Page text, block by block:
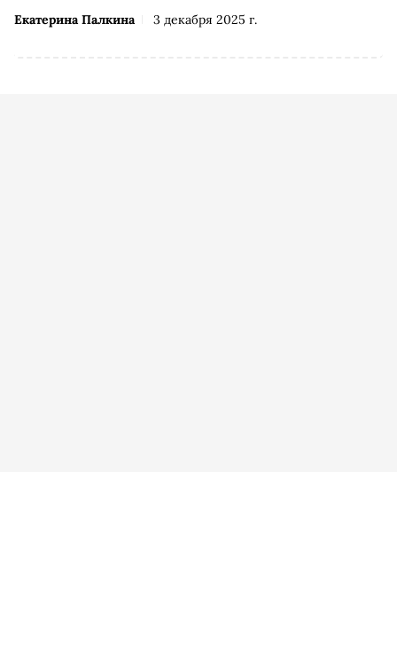
Екатерина Палкина 3 декабря 2025 г.